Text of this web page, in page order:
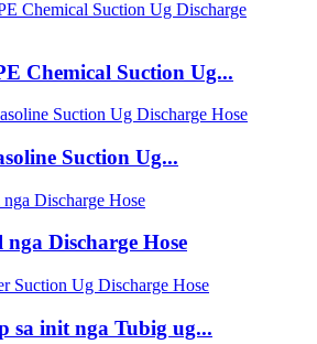
Chemical Suction Ug...
Suction Ug...
Discharge Hose
sa init nga Tubig ug...